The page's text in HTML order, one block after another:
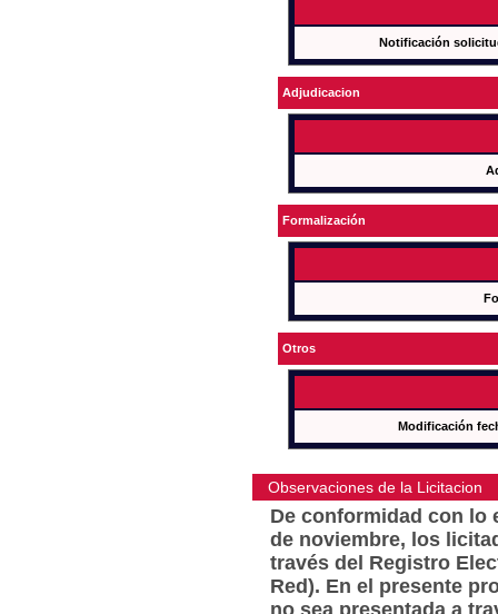
Notificación
Adjudicacion
Formalización
Otros
Modificación
Observaciones de la Licitacion
De conformidad con lo
de noviembre, los
través del Registro
Red). En el presente
no sea presentada a